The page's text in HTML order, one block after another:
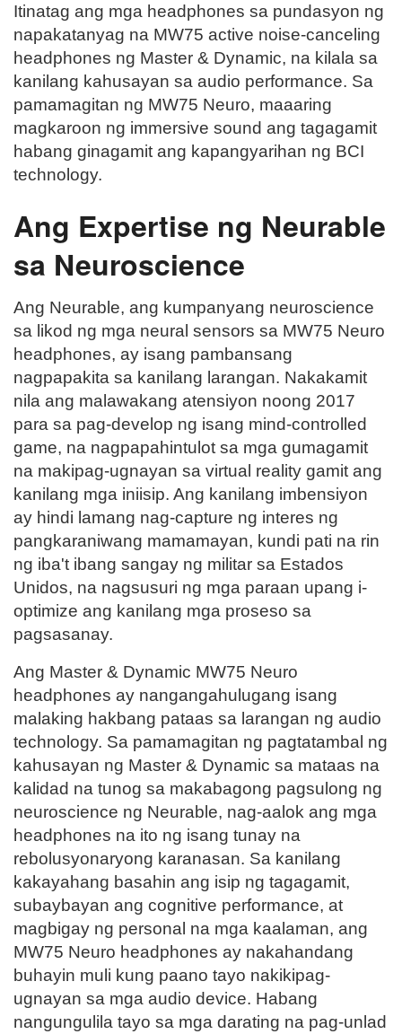
Itinatag ang mga headphones sa pundasyon ng
napakatanyag na MW75 active noise-canceling
headphones ng Master & Dynamic, na kilala sa
kanilang kahusayan sa audio performance. Sa
pamamagitan ng MW75 Neuro, maaaring
magkaroon ng immersive sound ang tagagamit
habang ginagamit ang kapangyarihan ng BCI
technology.
Ang Expertise ng Neurable
sa Neuroscience
Ang Neurable, ang kumpanyang neuroscience
sa likod ng mga neural sensors sa MW75 Neuro
headphones, ay isang pambansang
nagpapakita sa kanilang larangan. Nakakamit
nila ang malawakang atensiyon noong 2017
para sa pag-develop ng isang mind-controlled
game, na nagpapahintulot sa mga gumagamit
na makipag-ugnayan sa virtual reality gamit ang
kanilang mga iniisip. Ang kanilang imbensiyon
ay hindi lamang nag-capture ng interes ng
pangkaraniwang mamamayan, kundi pati na rin
ng iba't ibang sangay ng militar sa Estados
Unidos, na nagsusuri ng mga paraan upang i-
optimize ang kanilang mga proseso sa
pagsasanay.
Ang Master & Dynamic MW75 Neuro
headphones ay nangangahulugang isang
malaking hakbang pataas sa larangan ng audio
technology. Sa pamamagitan ng pagtatambal ng
kahusayan ng Master & Dynamic sa mataas na
kalidad na tunog sa makabagong pagsulong ng
neuroscience ng Neurable, nag-aalok ang mga
headphones na ito ng isang tunay na
rebolusyonaryong karanasan. Sa kanilang
kakayahang basahin ang isip ng tagagamit,
subaybayan ang cognitive performance, at
magbigay ng personal na mga kaalaman, ang
MW75 Neuro headphones ay nakahandang
buhayin muli kung paano tayo nakikipag-
ugnayan sa mga audio device. Habang
nangungulila tayo sa mga darating na pag-unlad